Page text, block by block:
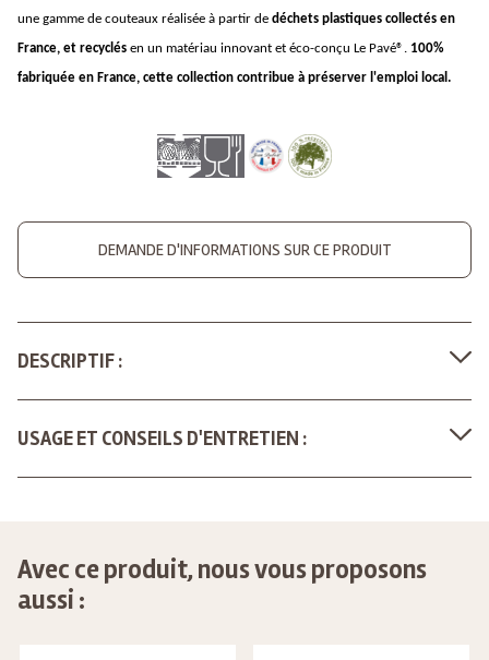
une gamme de couteaux réalisée à partir de déchets plastiques collectés en
France, et recyclés en un matériau innovant et éco-conçu Le Pavé®. 100%
fabriquée en France, cette collection contribue à préserver l'emploi local.
DEMANDE D'INFORMATIONS SUR CE PRODUIT
DESCRIPTIF :
USAGE ET CONSEILS D'ENTRETIEN :
Avec ce produit, nous vous proposons
aussi :